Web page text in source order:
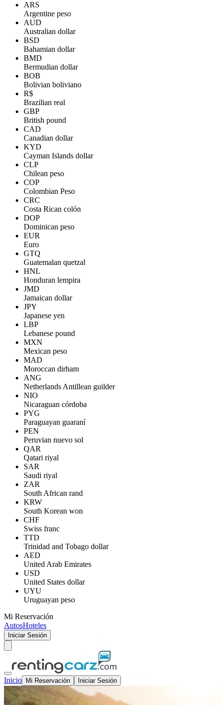
ARS
Argentine peso
AUD
Australian dollar
BSD
Bahamian dollar
BMD
Bermudian dollar
BOB
Bolivian boliviano
R$
Brazilian real
GBP
British pound
CAD
Canadian dollar
KYD
Cayman Islands dollar
CLP
Chilean peso
COP
Colombian Peso
CRC
Costa Rican colón
DOP
Dominican peso
EUR
Euro
GTQ
Guatemalan quetzal
HNL
Honduran lempira
JMD
Jamaican dollar
JPY
Japanese yen
LBP
Lebanese pound
MXN
Mexican peso
MAD
Moroccan dirham
ANG
Netherlands Antillean guilder
NIO
Nicaraguan córdoba
PYG
Paraguayan guaraní
PEN
Peruvian nuevo sol
QAR
Qatari riyal
SAR
Saudi riyal
ZAR
South African rand
KRW
South Korean won
CHF
Swiss franc
TTD
Trinidad and Tobago dollar
AED
United Arab Emirates
USD
United States dollar
UYU
Uruguayan peso
Mi Reservación
AutosHoteles
Iniciar Sesión
Inicio Mi Reservación Iniciar Sesión